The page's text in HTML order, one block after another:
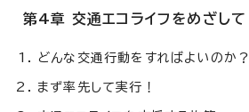
第4章 交通エコライフをめざして
どんな交通行動をすればよいのか？
まず率先して実行！